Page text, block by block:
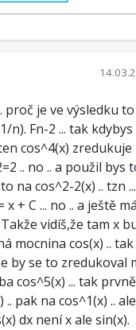
proč je ve výsledku to
n). Fn-2 ... tak
cos^4(x) zredukuje
.. no .. a použil bys
na cos^2-2(x) .. tzn
x + C ... no .. a ještě
vidíš,že tam x
mocnina cos(x) ..
by se to zredukoval
cos^5(x) ... tak
pak na cos^1(x) ..
dx není x ale sin(x).